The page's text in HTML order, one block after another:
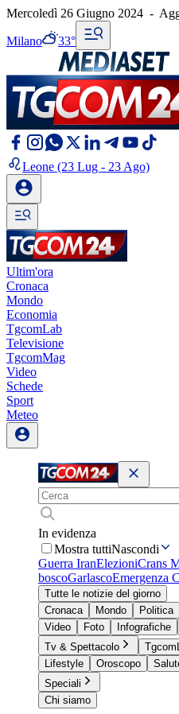
Mercoledì 26 Giugno 2024 -
Milano 33°
Leone (23 Lug - 23 Ago)
Ultim'ora
Cronaca
Mondo
Economia
TgcomLab
Televisione
TgcomMag
Video
Schede
Sport
Meteo
In evidenza
Mostra tuttiNascondi
Guerra IranElezioniCrans
boscoGarlascoEmergenza
Tutte le notizie del giorno
Cronaca
Mondo Politica
Video
Foto Infografiche
Tv & Spettacolo
Lifestyle
Oroscopo
Speciali
Chi siamo